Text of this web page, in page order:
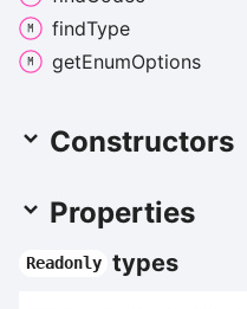
findType
getEnumOptions
Constructors
Properties
Readonly types